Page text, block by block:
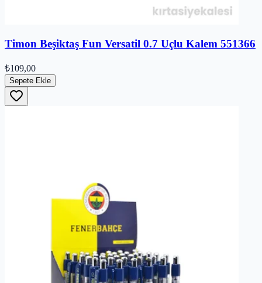
Timon Beşiktaş Fun Versatil 0.7 Uçlu Kalem 551366
₺109,00
Sepete Ekle